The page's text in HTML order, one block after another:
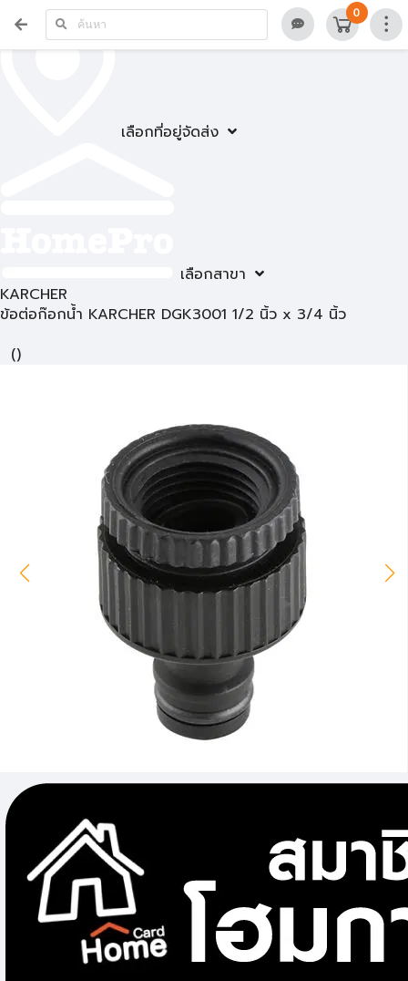
เลือกที่อยู่จัดส่ง
เลือกสาขา
0
KARCHER
ข้อต่อก๊อกน้ำ KARCHER DGK3001 1/2 นิ้ว x 3/4 นิ้ว
()